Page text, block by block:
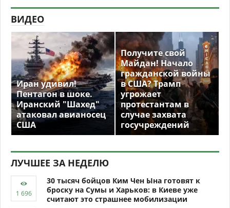
ВИДЕО
Иран удивил!
Пентагон в шоке.
Иранский "Шахед"
атаковал авианосец
США
Получите свой
Майдан! Начало
гражданской войны
в США? Трамп
угрожает
протестантам в
случае захвата
госучреждений
ЛУЧШЕЕ ЗА НЕДЕЛЮ
30 тысяч бойцов Ким Чен Ына готовят к
броску на Сумы и Харьков: в Киеве уже
считают это страшнее мобилизации